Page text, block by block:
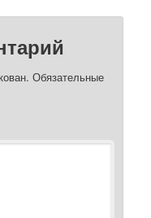
Обязательные